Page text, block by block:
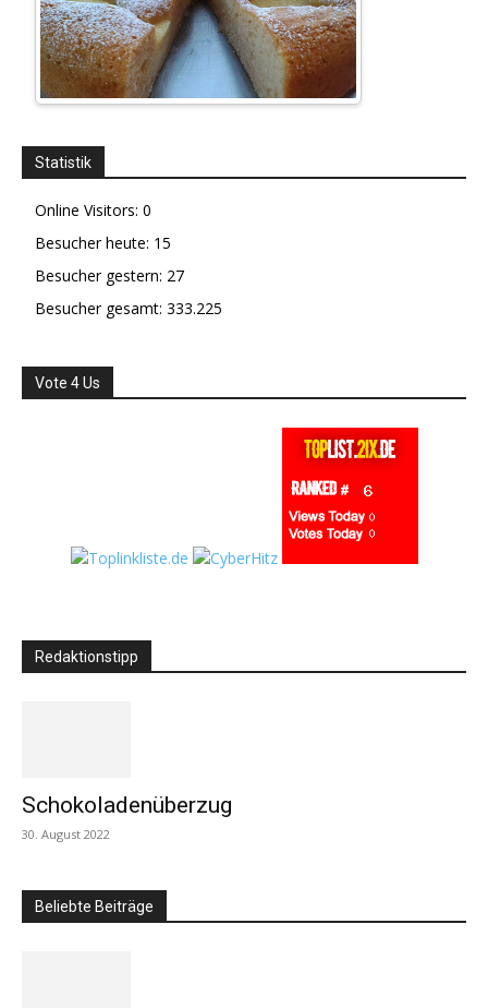
Statistik
Online Visitors: 0
Besucher heute: 15
Besucher gestern: 27
Besucher gesamt: 333.225
Vote 4 Us
Redaktionstipp
Schokoladenüberzug
30. August 2022
Beliebte Beiträge